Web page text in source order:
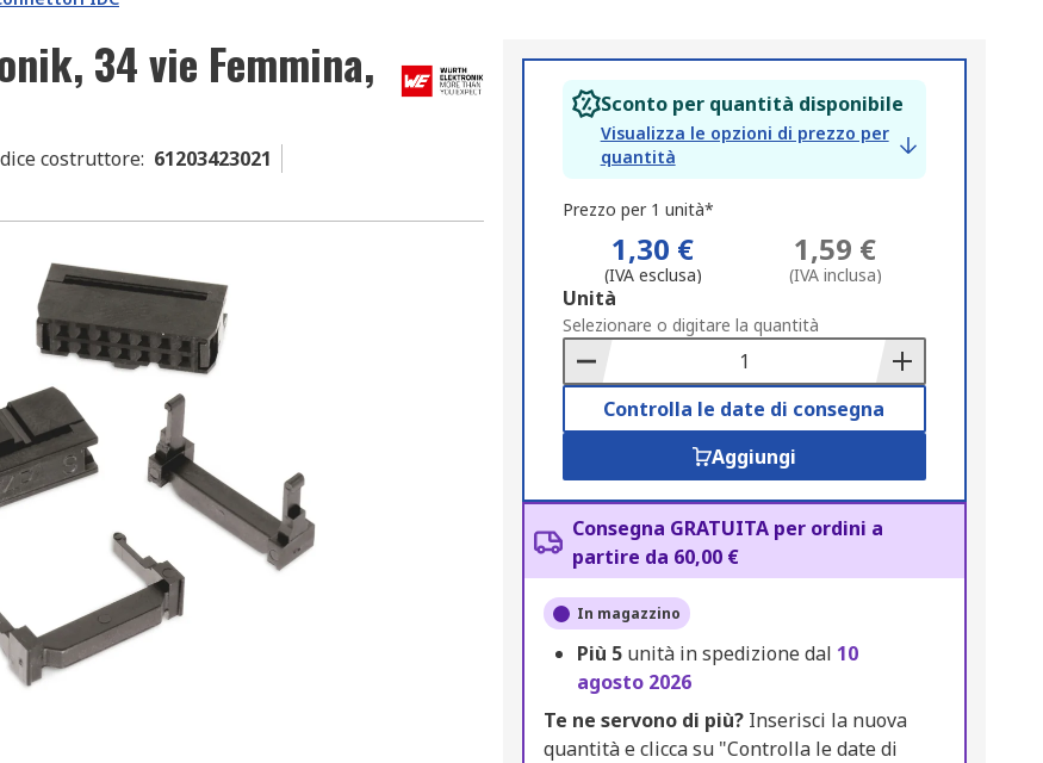
34 vie Femmina,
costruttore: 61203423021
Sconto per quantità disponibile
Visualizza le opzioni di prezzo per
quantità
Prezzo per 1 unità*
1,30 €
(IVA esclusa)
1,59 €
(IVA inclusa)
Add
to
Basket
Unità
Selezionare o digitare la quantità
Controlla le date di consegna
Aggiungi
Consegna GRATUITA per ordini a
partire da 60,00 €
In magazzino
Più 5 unità in spedizione dal 10
agosto 2026
Te ne servono di più?Inserisci la nuova
quantità e clicca su "Controlla le date di